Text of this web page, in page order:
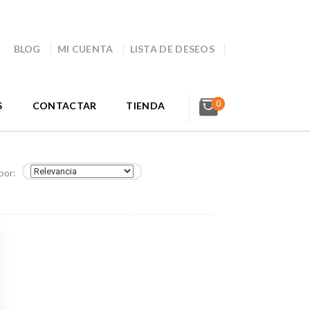
BLOG MI CUENTA LISTA DE DESEOS
CONTACTAR TIENDA 0